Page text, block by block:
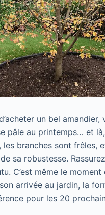
un bel amandier,
pâle au printemps… et
branches sont frêles,
sa robustesse.
C’est même le
arrivée au jardin, la
pour les 20